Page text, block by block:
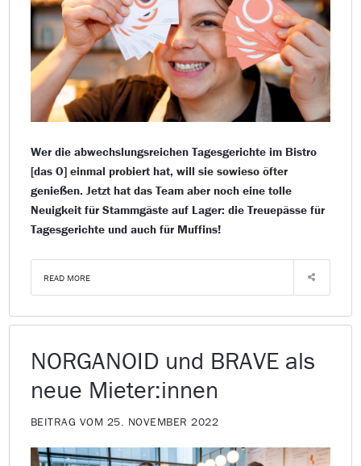
Wer die abwechslungsreichen Tagesgerichte im Bistro
[das O] einmal probiert hat, will sie sowieso öfter
genießen. Jetzt hat das Team aber noch eine tolle
Neuigkeit für Stammgäste auf Lager: die Treuepässe für
Tagesgerichte und auch für Muffins!
READ MORE
NORGANOID und BRAVE als
neue Mieter:innen
BEITRAG VOM 25. NOVEMBER 2022